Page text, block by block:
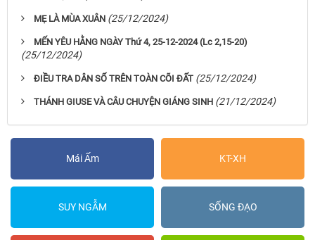
MẸ LÀ MÙA XUÂN (25/12/2024)
MẾN YÊU HẰNG NGÀY Thứ 4, 25-12-2024 (Lc 2,15-20)
(25/12/2024)
ĐIỀU TRA DÂN SỐ TRÊN TOÀN CÕI ĐẤT (25/12/2024)
THÁNH GIUSE VÀ CÂU CHUYỆN GIÁNG SINH (21/12/2024)
Mái Ấm KT-XH
SUY NGẪM SỐNG ĐẠO